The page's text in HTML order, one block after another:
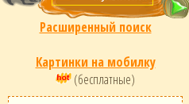
Расширенный поиск
Картинки на мобилку
(бесплатные)